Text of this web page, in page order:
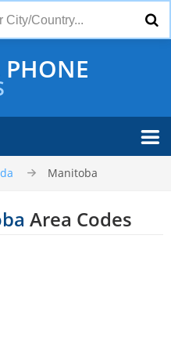
PHONE
Manitoba
Area Codes